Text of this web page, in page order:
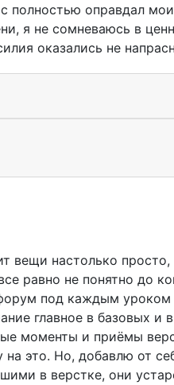
полностью оправдал
я не сомневаюсь в
оказались не
вещи настолько
равно не понятно до
под каждым уроком
главное в базовых и
моменты и приёмы
это. Но, добавлю от
в верстке, они